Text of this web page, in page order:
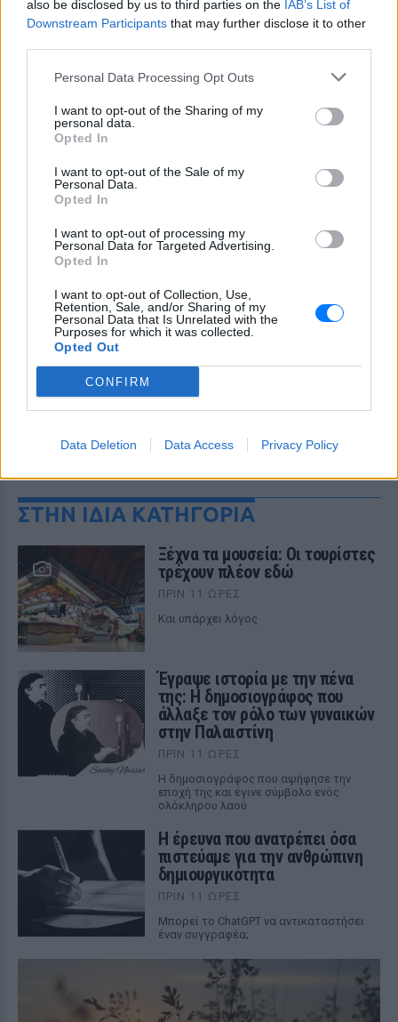
also be disclosed by us to third parties on the IAB’s List of
Downstream Participants that may further disclose it to other
Personal Data Processing Opt Outs
I want to opt-out of the Sharing of my
personal data.
Opted In
I want to opt-out of the Sale of my
Personal Data.
Opted In
I want to opt-out of processing my
Personal Data for Targeted Advertising.
Opted In
I want to opt-out of Collection, Use,
Retention, Sale, and/or Sharing of my
Personal Data that Is Unrelated with the
Purposes for which it was collected.
Opted Out
CONFIRM
Data Deletion Data Access Privacy Policy
ΣΤΗΝ ΙΔΙΑ ΚΑΤΗΓΟΡΙΑ
Ξέχνα τα μουσεία: Οι τουρίστες
τρέχουν πλέον εδώ
ΠΡΙΝ 11 ΏΡΕΣ
Και υπάρχει λόγος
Έγραψε ιστορία με την πένα
της: Η δημοσιογράφος που
άλλαξε τον ρόλο των γυναικών
στην Παλαιστίνη
ΠΡΙΝ 11 ΏΡΕΣ
Η δημοσιογράφος που αψήφησε την
εποχή της και έγινε σύμβολο ενός
ολόκληρου λαού
Η έρευνα που ανατρέπει όσα
πιστεύαμε για την ανθρώπινη
δημιουργικότητα
ΠΡΙΝ 11 ΏΡΕΣ
Mπορεί το ChatGPT να αντικαταστήσει
έναν συγγραφέα;